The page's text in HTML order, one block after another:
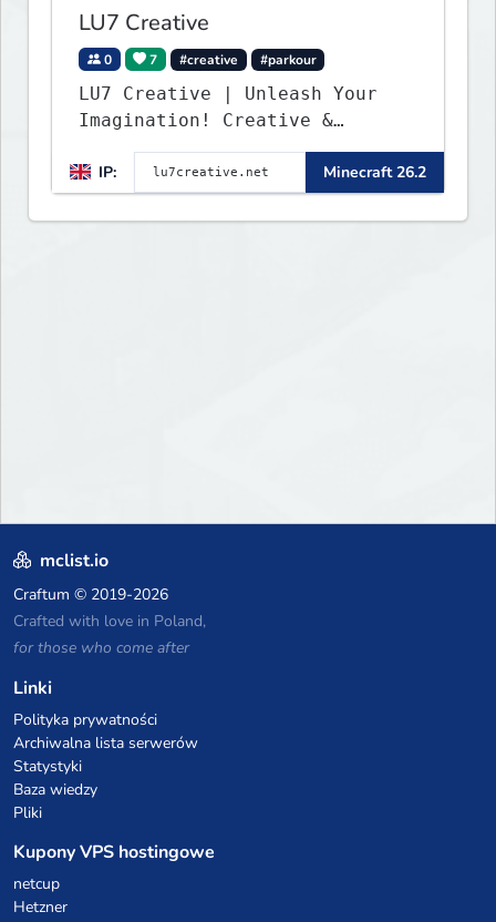
LU7 Creative
0 7 #creative #parkour
LU7 Creative | Unleash Your
Imagination! Creative &
Parkour - 1.16 - 26.2
IP:
Minecraft 26.2
mclist.io
Craftum © 2019-2026
Crafted with love in Poland,
for those who come after
Linki
Polityka prywatności
Archiwalna lista serwerów
Statystyki
Baza wiedzy
Pliki
Kupony VPS hostingowe
netcup
Hetzner